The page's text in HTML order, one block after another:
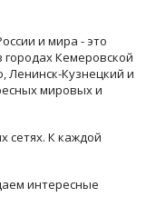
и мира - это
Кемеровской
Ленинск-Кузнецкий и
мировых и
сетях. К каждой
интересные